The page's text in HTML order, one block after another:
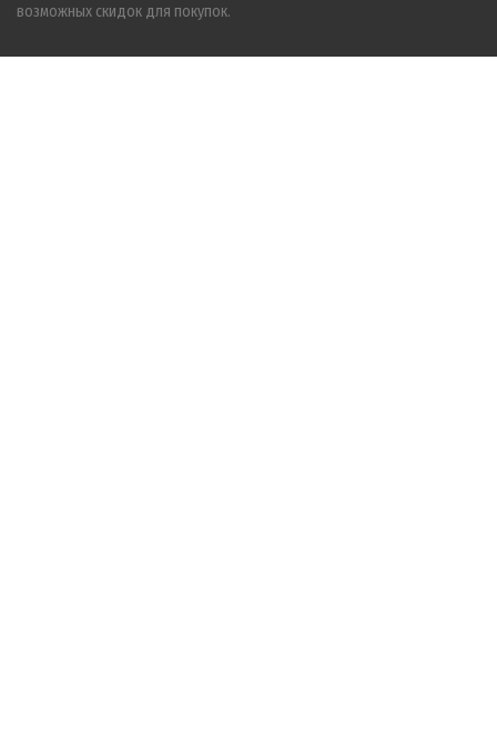
возможных скидок для покупок.